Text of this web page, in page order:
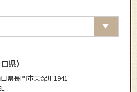
県）
県長門市東深川1941